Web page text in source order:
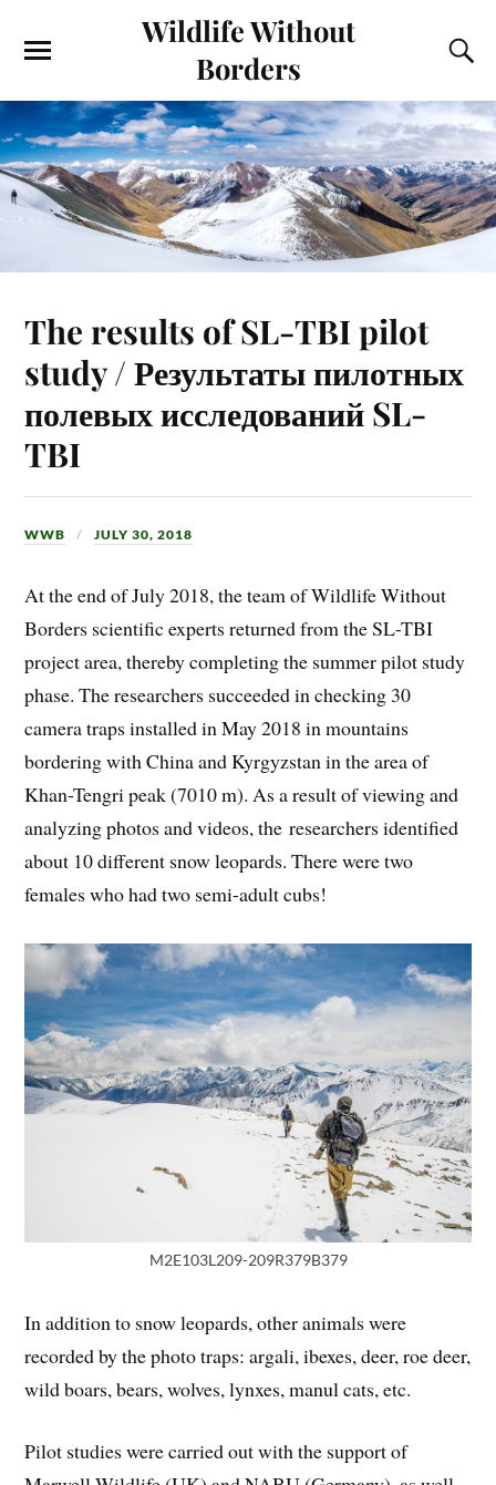
Wildlife Without
Borders
The results of SL-TBI pilot
study / Результаты пилотных
полевых исследований SL-
TBI
WWB JULY 30, 2018
At the end of July 2018, the team of Wildlife Without
Borders scientific experts returned from the SL-TBI
project area, thereby completing the summer pilot study
phase. The researchers succeeded in checking 30
camera traps installed in May 2018 in mountains
bordering with China and Kyrgyzstan in the area of
Khan-Tengri peak (7010 m). As a result of viewing and
analyzing photos and videos, the researchers identified
about 10 different snow leopards. There were two
females who had two semi-adult cubs!
M2E103L209-209R379B379
In addition to snow leopards, other animals were
recorded by the photo traps: argali, ibexes, deer, roe deer,
wild boars, bears, wolves, lynxes, manul cats, etc.
Pilot studies were carried out with the support of